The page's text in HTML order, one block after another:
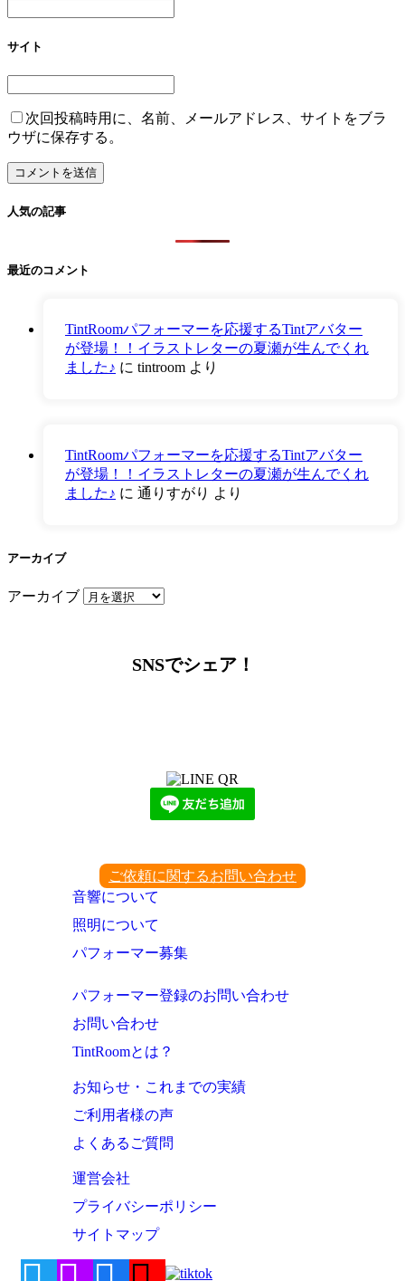
サイト
次回投稿時用に、名前、メールアドレス、サイトをブラ
ウザに保存する。
人気の記事
最近のコメント
TintRoomパフォーマーを応援するTintアバター
が登場！！イラストレターの夏瀬が生んでくれ
ました♪ に tintroom より
TintRoomパフォーマーを応援するTintアバター
が登場！！イラストレターの夏瀬が生んでくれ
ました♪ に 通りすがり より
アーカイブ
アーカイブ
SNSでシェア！
ご依頼に関するお問い合わせ
音響について
照明について
パフォーマー募集
パフォーマー登録のお問い合わせ
お問い合わせ
TintRoomとは？
お知らせ・これまでの実績
ご利用者様の声
よくあるご質問
運営会社
プライバシーポリシー
サイトマップ